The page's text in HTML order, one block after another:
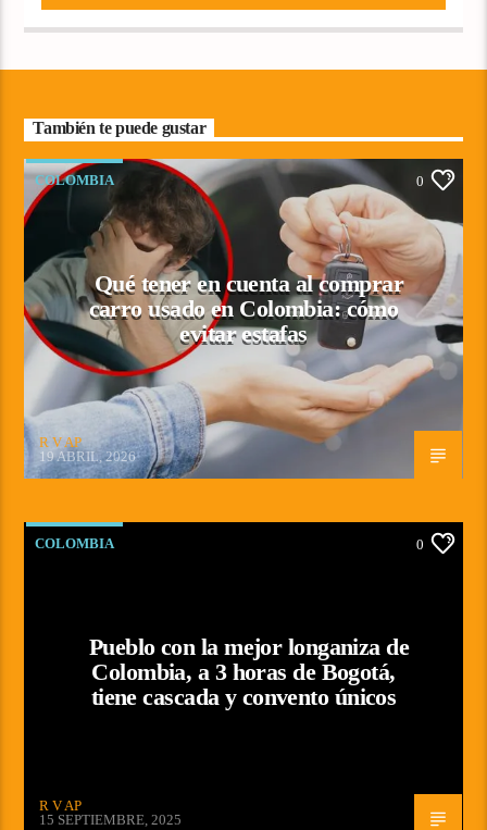
También te puede gustar
COLOMBIA 0
Qué tener en cuenta al comprar
carro usado en Colombia: cómo
evitar estafas
R V AP
19 ABRIL, 2026
COLOMBIA 0
Pueblo con la mejor longaniza de
Colombia, a 3 horas de Bogotá,
tiene cascada y convento únicos
R V AP
15 SEPTIEMBRE, 2025